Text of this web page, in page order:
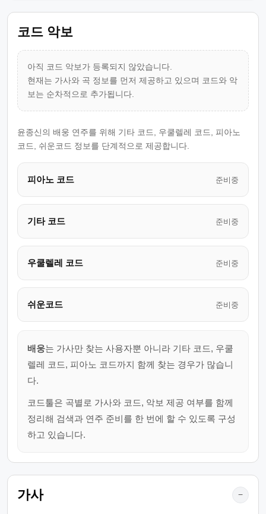
코드 악보
아직 코드 악보가 등록되지 않았습니다.
현재는 가사와 곡 정보를 먼저 제공하고 있으며 코드와 악
보는 순차적으로 추가됩니다.
윤종신의 배웅 연주를 위해 기타 코드, 우쿨렐레 코드, 피아노
코드, 쉬운코드 정보를 단계적으로 제공합니다.
피아노 코드 준비중
기타 코드 준비중
우쿨렐레 코드 준비중
쉬운코드 준비중
배웅는 가사만 찾는 사용자뿐 아니라 기타 코드, 우쿨
렐레 코드, 피아노 코드까지 함께 찾는 경우가 많습니
다.
코드툴은 곡별로 가사와 코드, 악보 제공 여부를 함께
정리해 검색과 연주 준비를 한 번에 할 수 있도록 구성
하고 있습니다.
가사 −